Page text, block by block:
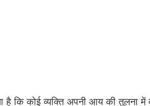
है कि कोई व्यक्ति अपनी आय की तुलना में